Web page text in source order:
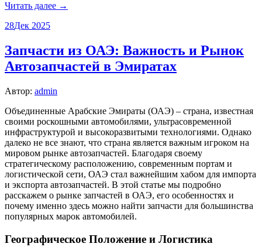
Читать далее →
28Дек 2025
Запчасти из ОАЭ: Важность и Рынок
Автозапчастей в Эмиратах
Автор: admin
Объединенные Арабские Эмираты (ОАЭ) – страна, известная
своими роскошными автомобилями, ультрасовременной
инфраструктурой и высокоразвитыми технологиями. Однако
далеко не все знают, что страна является важным игроком на
мировом рынке автозапчастей. Благодаря своему
стратегическому расположению, современным портам и
логистической сети, ОАЭ стал важнейшим хабом для импорта
и экспорта автозапчастей. В этой статье мы подробно
расскажем о рынке запчастей в ОАЭ, его особенностях и
почему именно здесь можно найти запчасти для большинства
популярных марок автомобилей.
Географическое Положение и Логистика